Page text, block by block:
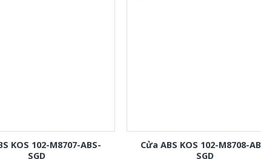
KOS 102-M8707-ABS-
SGD
Cửa ABS KOS 102-M8708-
SGD